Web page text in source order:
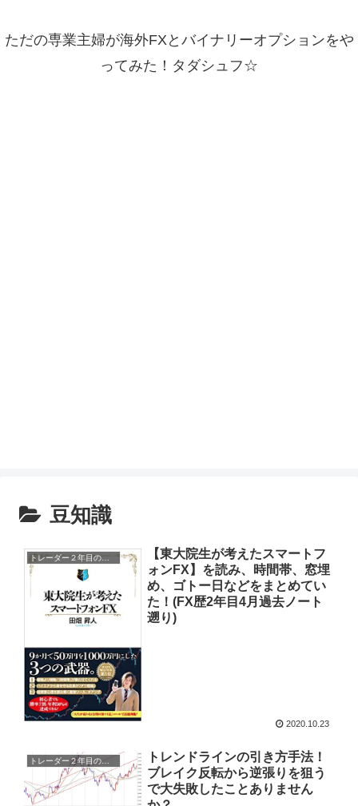
ただの専業主婦が海外FXとバイナリーオプションをや
ってみた！タダシュフ☆
豆知識
トレーダー２年目の手帳に書いてあることをまとめてみた
【東大院生が考えたスマートフ
ォンFX】を読み、時間帯、窓埋
め、ゴトー日などをまとめてい
た！(FX歴2年目4月過去ノート
遡り)
2020.10.23
トレンドラインの引き方手法！
ブレイク反転から逆張りを狙う
で大失敗したことありません